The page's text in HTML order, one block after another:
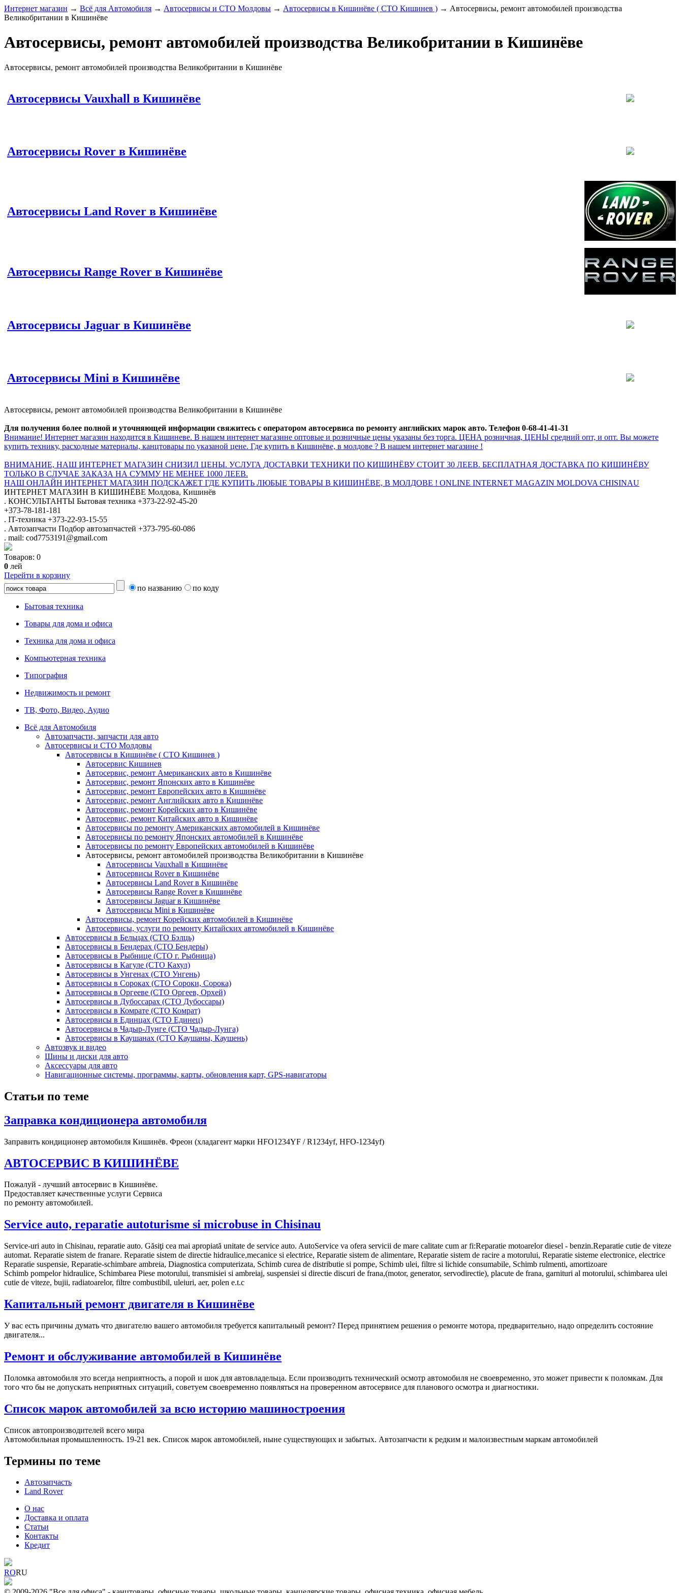
Интернет магазин → Всё для Автомобиля → Автосервисы и СТО Молдовы → Автосервисы в Кишинёве ( СТО Кишинев ) → Автосервисы, ремонт автомобилей производства
Великобритании в Кишинёве
Автосервисы, ремонт автомобилей производства Великобритании в Кишинёве
Автосервисы, ремонт автомобилей производства Великобритании в Кишинёве
Автосервисы Vauxhall в Кишинёве
Автосервисы Rover в Кишинёве
Автосервисы Land Rover в Кишинёве
Автосервисы Range Rover в Кишинёве
Автосервисы Jaguar в Кишинёве
Автосервисы Mini в Кишинёве
Автосервисы, ремонт автомобилей производства Великобритании в Кишинёве
Для получения более полной и уточняющей информации свяжитесь с оператором автосервиса по ремонту английских марок авто. Телефон 0-68-41-41-31
Внимание! Интернет магазин находится в Кишиневе. В нашем интернет магазине оптовые и розничные цены указаны без торга. ЦЕНА розничная, ЦЕНЫ средний опт, и опт. Вы можете
купить технику, расходные материалы, канцтовары по указаной цене. Где купить в Кишинёве, в молдове ? В нашем интернет магазине !
ВНИМАНИЕ, НАШ ИНТЕРНЕТ МАГАЗИН СНИЗИЛ ЦЕНЫ. УСЛУГА ДОСТАВКИ ТЕХНИКИ ПО КИШИНЁВУ СТОИТ 30 ЛЕЕВ. БЕСПЛАТНАЯ ДОСТАВКА ПО КИШИНЁВУ
ТОЛЬКО В СЛУЧАЕ ЗАКАЗА НА СУММУ НЕ МЕНЕЕ 1000 ЛЕЕВ.
НАШ ОНЛАЙН ИНТЕРНЕТ МАГАЗИН ПОДСКАЖЕТ ГДЕ КУПИТЬ ЛЮБЫЕ ТОВАРЫ В КИШИНЁВЕ, В МОЛДОВЕ ! ONLINE INTERNET MAGAZIN MOLDOVA CHISINAU
ИНТЕРНЕТ МАГАЗИН В КИШИНЁВЕ Молдова, Кишинёв
. КОНСУЛЬТАНТЫ Бытовая техника +373-22-92-45-20
+373-78-181-181
. IT-техника +373-22-93-15-55
. Автозапчасти Подбор автозапчастей +373-795-60-086
. mail: cod7753191@gmail.com
Товаров: 0
0 лей
Перейти в корзину
по названию
по коду
Бытовая техника
Товары для дома и офиса
Техника для дома и офиса
Компьютерная техника
Типография
Недвижимость и ремонт
ТВ, Фото, Видео, Аудио
Всё для Автомобиля
Автозапчасти, запчасти для авто
Автосервисы и СТО Молдовы
Автосервисы в Кишинёве ( СТО Кишинев )
Автосервис Кишинев
Автосервис, ремонт Американских авто в Кишинёве
Автосервис, ремонт Японских авто в Кишинёве
Автосервис, ремонт Европейских авто в Кишинёве
Автосервис, ремонт Английских авто в Кишинёве
Автосервис, ремонт Корейских авто в Кишинёве
Автосервис, ремонт Китайских авто в Кишинёве
Автосервисы по ремонту Американских автомобилей в Кишинёве
Автосервисы по ремонту Японских автомобилей в Кишинёве
Автосервисы по ремонту Европейских автомобилей в Кишинёве
Автосервисы, ремонт автомобилей производства Великобритании в Кишинёве
Автосервисы Vauxhall в Кишинёве
Автосервисы Rover в Кишинёве
Автосервисы Land Rover в Кишинёве
Автосервисы Range Rover в Кишинёве
Автосервисы Jaguar в Кишинёве
Автосервисы Mini в Кишинёве
Автосервисы, ремонт Корейских автомобилей в Кишинёве
Автосервисы, услуги по ремонту Китайских автомобилей в Кишинёве
Автосервисы в Бельцах (СТО Бэлць)
Автосервисы в Бендерах (СТО Бендеры)
Автосервисы в Рыбнице (СТО г. Рыбница)
Автосервисы в Кагуле (СТО Кахул)
Автосервисы в Унгенах (СТО Унгень)
Автосервисы в Сороках (СТО Сороки, Сорока)
Автосервисы в Оргееве (СТО Оргеев, Орхей)
Автосервисы в Дубоссарах (СТО Дубоссары)
Автосервисы в Комрате (СТО Комрат)
Автосервисы в Единцах (СТО Единец)
Автосервисы в Чадыр-Лунге (СТО Чадыр-Лунга)
Автосервисы в Каушанах (СТО Каушаны, Каушень)
Автозвук и видео
Шины и диски для авто
Аксесcуары для авто
Навигационные системы, программы, карты, обновления карт, GPS-навигаторы
Статьи по теме
Заправка кондиционера автомобиля
Заправить кондиционер автомобиля Кишинёв. Фреон (хладагент марки HFO1234YF / R1234yf, HFO-1234yf)
АВТОСЕРВИС В КИШИНЁВЕ
Пожалуй - лучший автосервис в Кишинёве.
Предоставляет качественные услуги Сервиса
по ремонту автомобилей.
Service auto, reparatie autoturisme si microbuse in Chisinau
Service-uri auto in Chisinau, reparatie auto. Găsiţi cea mai apropiată unitate de service auto. AutoService va ofera servicii de mare calitate cum ar fi:Reparatie motoarelor diesel - benzin.Reparatie cutie de viteze
automat. Reparatie sistem de franare. Reparatie sistem de directie hidraulice,mecanice si electrice, Reparatie sistem de alimentare, Reparatie sistem de racire a motorului, Reparatie sisteme electronice, electrice
Reparatie suspensie, Reparatie-schimbare ambreia, Diagnostica computerizata, Schimb curea de distributie si pompe, Schimb ulei, filtre si lichide consumabile, Schimb rulmenti, amortizoare
Schimb pompelor hidraulice, Schimbarea Piese motorului, transmisiei si ambreiaj, suspensiei si directie discuri de frana,(motor, generator, servodirectie), placute de frana, garnituri al motorului, schimbarea ulei
cutie de viteze, bujii, radiatoarelor, filtre combustibil, uleiuri, aer, polen e.t.c
Капитальный ремонт двигателя в Кишинёве
У вас есть причины думать что двигателю вашего автомобиля требуется капитальный ремонт? Перед принятием решения о ремонте мотора, предварительно, надо определить состояние
двигателя...
Ремонт и обслуживание автомобилей в Кишинёве
Поломка автомобиля это всегда неприятность, а порой и шок для автовладельца. Если производить технический осмотр автомобиля не своевременно, это может привести к поломкам. Для
того что бы не допускать неприятных ситуаций, советуем своевременно появляться на проверенном автосервисе для планового осмотра и диагностики.
Список марок автомобилей за всю историю машиностроения
Список автопроизводителей всего мира
Автомобильная промышленность. 19-21 век. Список марок автомобилей, ныне существующих и забытых. Автозапчасти к редким и малоизвестным маркам автомобилей
Термины по теме
Автозапчасть
Land Rover
О нас
Доставка и оплата
Статьи
Контакты
Кредит
RORU